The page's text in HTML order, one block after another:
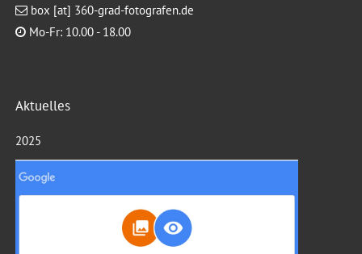
box [at] 360-grad-fotografen.de
Mo-Fr: 10.00 - 18.00
Aktuelles
2025